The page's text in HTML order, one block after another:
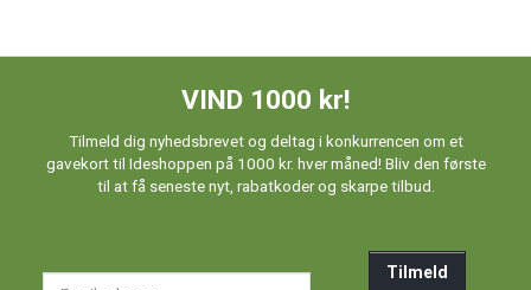
VIND 1000 kr!
Tilmeld dig nyhedsbrevet og deltag i konkurrencen om et
gavekort til Ideshoppen på 1000 kr. hver måned! Bliv den første
til at få seneste nyt, rabatkoder og skarpe tilbud.
Tilmeld